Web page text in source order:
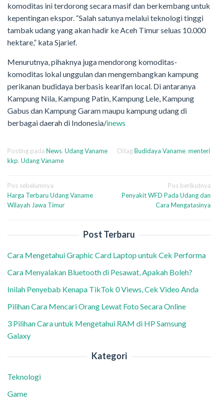
komoditas ini terdorong secara masif dan berkembang untuk
kepentingan ekspor. “Salah satunya melalui teknologi tinggi
tambak udang yang akan hadir ke Aceh Timur seluas 10.000
hektare,” kata Sjarief.
Menurutnya, pihaknya juga mendorong komoditas-
komoditas lokal unggulan dan mengembangkan kampung
perikanan budidaya berbasis kearifan local. Di antaranya
Kampung Nila, Kampung Patin, Kampung Lele, Kampung
Gabus dan Kampung Garam maupu kampung udang di
berbagai daerah di Indonesia/inews
Posting pada News, Udang Vaname DitagBudidaya Vaname, menteri
kkp, Udang Vaname
Navigasi
pos
Pos sebelumnya
Harga Terbaru Udang Vaname
Wilayah Jawa Timur
Pos berikutnya
Penyakit WFD Pada Udang dan
Cara Mengatasinya
Post Terbaru
Cara Mengetahui Graphic Card Laptop untuk Cek Performa
Cara Menyalakan Bluetooth di Pesawat, Apakah Boleh?
Inilah Penyebab Kenapa TikTok 0 Views, Cek Video Anda
Pilihan Cara Mencari Orang Lewat Foto Secara Online
3 Pilihan Cara untuk Mengetahui RAM di HP Samsung
Galaxy
Kategori
Teknologi
Game